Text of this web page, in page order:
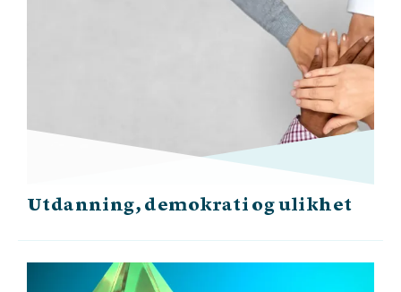
Utdanning, demokrati og ulikhet